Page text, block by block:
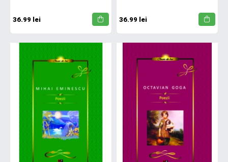
36.99 lei 36.99 lei